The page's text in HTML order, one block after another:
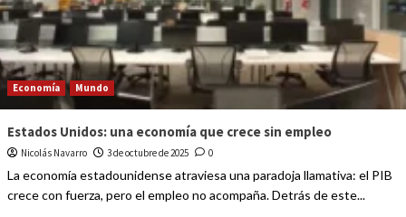
Economía Mundo
Estados Unidos: una economía que crece sin empleo
Nicolás Navarro 3 de octubre de 2025 0
La economía estadounidense atraviesa una paradoja llamativa: el PIB
crece con fuerza, pero el empleo no acompaña. Detrás de este...